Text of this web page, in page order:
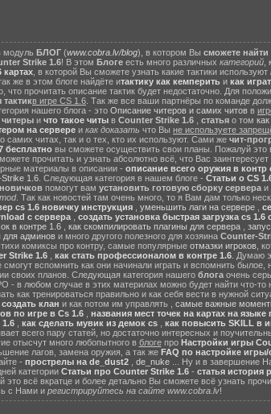
модуль БЛОГ(www.cobra.lv/blog), в котором Вы сможете найти
Strike 1.6! В этом Блогеесть много различных категорий,
картах, в которой Вы сможете узнать какие тактики используют
так же в этом блоге найдёте итактику как кемперитьи как
что прочитать описание тактик будет недостаточно. Для
в игре CS 1.6 . Так же все ваши партнёры по команде
нашего блога - это Описание читеров и самих читов в
читеры и что такое читы в Counter Strike 1.6 статья о том
на сервере и как доказать что Вы не используете
самих читах, так и о тех, кто их используют. Сами же чит-
бесплатно вы сможете осуществить свои планы. Пожалуй это
прочитать и узнать абсолютно всё, что Вас
материалы в описании - описание всего оружия в контр
Strike 1.6 . Следующая категория в нашем блоге - Статьи о CS
помогут вам установить готовую сборку сервера и
. Так как новостей там очень много, то я Вам дам только
cs 1.6 новичку инструкция, уменьшить лаги на сервере,
с сервера, создать установка быстрая загрузка cs 1.6
в контре 1.6, как скомпилировать плагины для сервера,
для админови много другого полезного для хозяина Counter-
комиксы про контру, самые популярные отмазки игроков ,
Strike 1.6, как стать профессионалом в контре 1.6. Думаю
смогут вспомнить как они начинали играть и вспомнить былое,
своих планов. Следующая категория нашего блогаочень
- в любом случае в этих материлах можно будет найти что-то
как тренироваться правильно и как себя вести в нужной
создать клан и как потом им управлять , самые важные
по игре в Cs 1.6, названия мест точек на картах на языке
, как сделать мувик из демок cs, как повысить SKILL в
всего пару статей, но достаточно интересных и
отысчут много любопытного в блогепро Настройки игры
лагов, замена оружия, а так же FAQ по настройке
- прострелы на de_dust2 de_nuke ... Ну и в завершение
категории Статьи про Counter Strike 1.6- статья история
это всё вкратце и более детально Вы сможете всё узнать
с Нами и регистрируйтесь на сайте www.cobra.lv!